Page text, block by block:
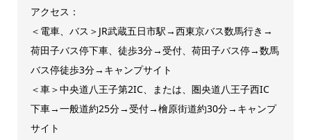
アクセス：
＜電車、バス＞JR武蔵五日市駅→西東京バス数馬行き→
荷田子バス停下車、徒歩3分→受付、荷田子バス停→数馬
バス停徒歩3分→キャンプサイト
＜車＞中央道八王子第2IC、または、圏央道八王子西IC
下車→一般道約25分→受付→檜原街道約30分→キャンプ
サイト